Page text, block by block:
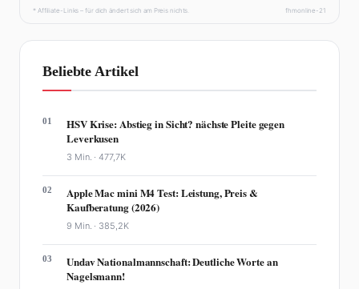
* Affiliate-Links – für dich ändert sich am Preis nichts. fhmonline-21
Beliebte Artikel
01
HSV Krise: Abstieg in Sicht? nächste Pleite gegen
Leverkusen
3 Min. ·477,7K
02
Apple Mac mini M4 Test: Leistung, Preis &
Kaufberatung (2026)
9 Min. · 385,2K
03
Undav Nationalmannschaft: Deutliche Worte an
Nagelsmann!